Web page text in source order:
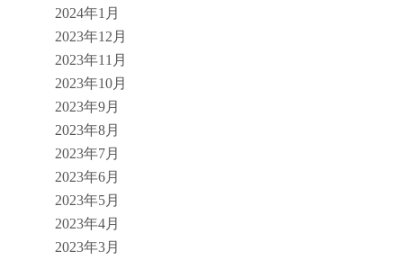
2024年1月
2023年12月
2023年11月
2023年10月
2023年9月
2023年8月
2023年7月
2023年6月
2023年5月
2023年4月
2023年3月